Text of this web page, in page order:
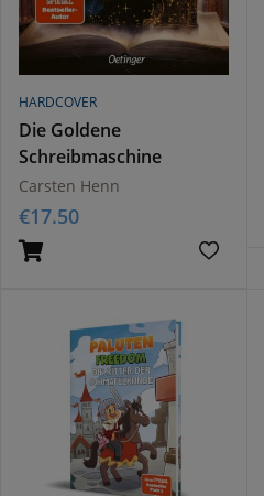
HARDCOVER
Die Goldene
Schreibmaschine
Carsten Henn
€17.50